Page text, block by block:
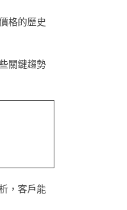
格的歷史
關鍵趨勢
，客戶能